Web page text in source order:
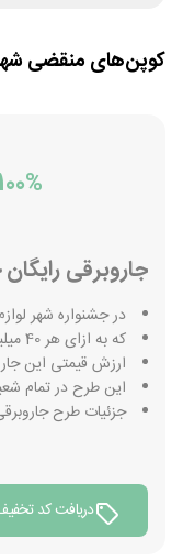
کوپن‌های منقضی
جاروبرقی
در جشنواره شهر
که به ازای هر 40 میلیون تومان سفارش به شما تعلق میگیرد
ارزش قیمتی این جارو برقی در
این طرح در تمام شعبه ها و تا
جزئیات طرح
دریافت کد